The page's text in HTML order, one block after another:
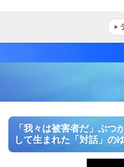
「我々は被害者だ」ぶ
して生まれた「対話」の